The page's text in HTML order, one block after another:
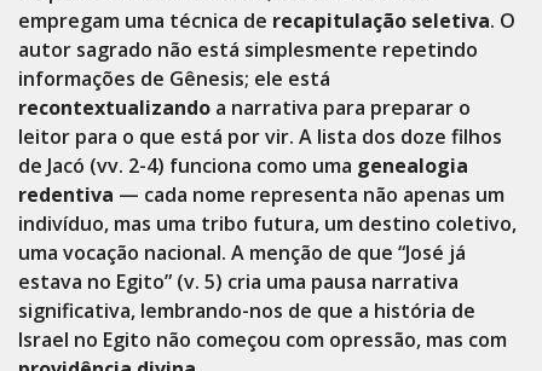
empregam uma técnica de recapitulação seletiva. O
autor sagrado não está simplesmente repetindo
informações de Gênesis; ele está
recontextualizando a narrativa para preparar o
leitor para o que está por vir. A lista dos doze filhos
de Jacó (vv. 2-4) funciona como uma genealogia
redentiva — cada nome representa não apenas um
indivíduo, mas uma tribo futura, um destino coletivo,
uma vocação nacional. A menção de que “José já
estava no Egito” (v. 5) cria uma pausa narrativa
significativa, lembrando-nos de que a história de
Israel no Egito não começou com opressão, mas com